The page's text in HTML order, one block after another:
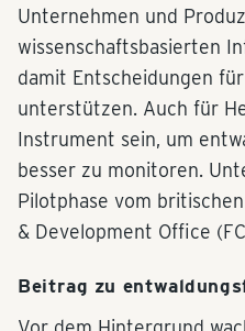
Unternehmen und
wissenschaftsbasierten
damit Entscheidungen
unterstützen. Auch für
Instrument sein, um
besser zu monitoren.
Pilotphase vom
& Development Office
Beitrag zu